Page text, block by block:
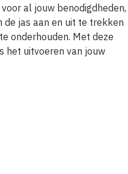
al jouw benodigdheden,
jas aan en uit te trekken
onderhouden. Met deze
het uitvoeren van jouw